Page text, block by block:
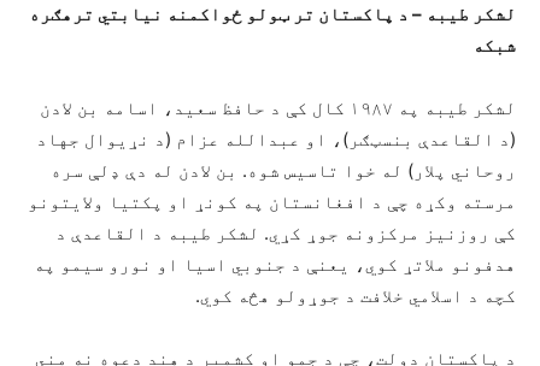
لشکر طیبه – د پاکستان تر ټولو ځواکمنه نیابتي ترهګر ه
شبکه
لشکر طیبه په ۱۹۸۷ کال کې د حافظ سعید، اسامه بن لادن
(د القاعدې بنسټ‌ګر)، او عبدالله عزام (د نړیوال جهاد
روحاني پلار) له خوا تاسیس شوه. بن لادن له دې ډلې سره
مرسته وکړه چې د افغانستان په کونړ او پکتیا ولایتونو
کې روزنیز مرکزونه جوړ کړي. لشکر طیبه د القاعدې د
هدفونو ملاتړ کوي، یعنې د جنوبي اسیا او نورو سیمو په
کچه د اسلامي خلافت د جوړولو هڅه کوي.
د پاکستان دولت، چې د جمو او کشمیر د هند دعوه نه مني